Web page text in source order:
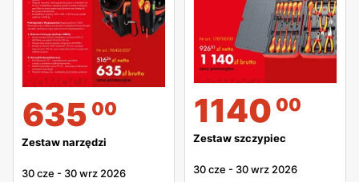
635 00
Zestaw narzędzi
30 cze - 30 wrz 2026
1140 00
Zestaw szczypiec
30 cze - 30 wrz 2026